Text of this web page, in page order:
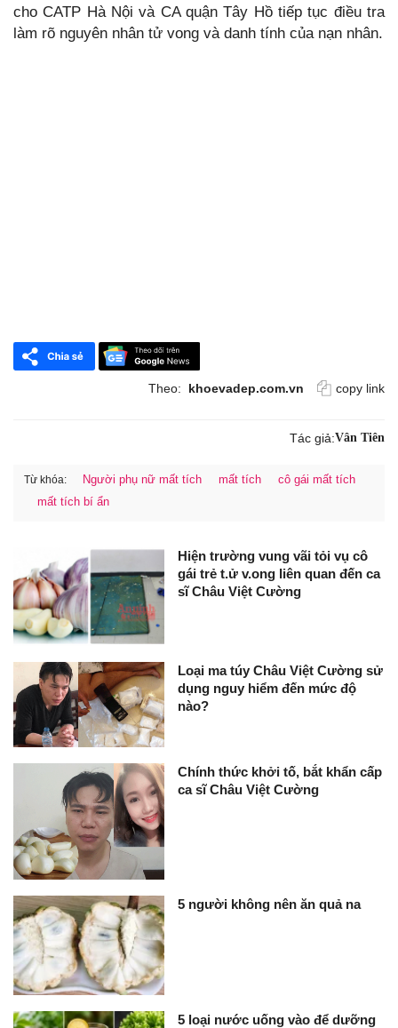
cho CATP Hà Nội và CA quận Tây Hồ tiếp tục điều tra
làm rõ nguyên nhân tử vong và danh tính của nạn nhân.
Theo: khoevadep.com.vn copy link
Tác giả:Vân Tiên
Từ khóa: Người phụ nữ mất tích mất tích
cô gái mất tích
mất tích bí ẩn
Hiện trường vung vãi tỏi vụ cô
gái trẻ t.ử v.ong liên quan đến ca
sĩ Châu Việt Cường
Loại ma túy Châu Việt Cường sử
dụng nguy hiểm đến mức độ
nào?
Chính thức khởi tố, bắt khẩn cấp
ca sĩ Châu Việt Cường
5 người không nên ăn quả na
5 loại nước uống vào để dưỡng